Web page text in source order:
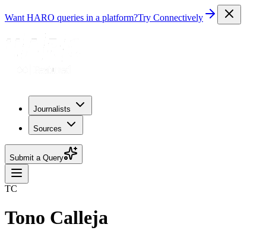
Want HARO queries in a platform?Try Connectively
Journalists
Sources
Submit a Query
TC
Tono Calleja